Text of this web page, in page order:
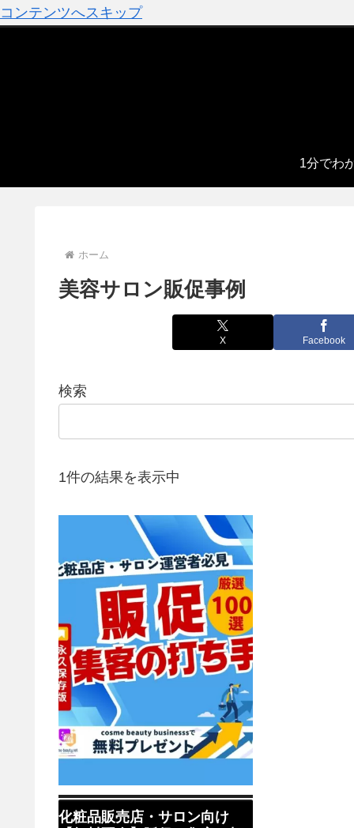
コンテンツへスキップ
1分でわ
ホーム
美容サロン販促事例
X Facebook
検索
1件の結果を表示中
化粧品販売店・サロン向け